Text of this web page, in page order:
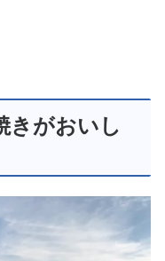
きがおいし